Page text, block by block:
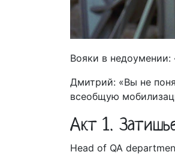
Вояки в недоумении:
Дмитрий: «Вы не
всеобщую
Акт 1.
Head of QA